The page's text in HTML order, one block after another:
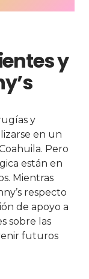
y
y
en un
Pero
están en
Mientras
respecto
de apoyo a
sobre las
futuros